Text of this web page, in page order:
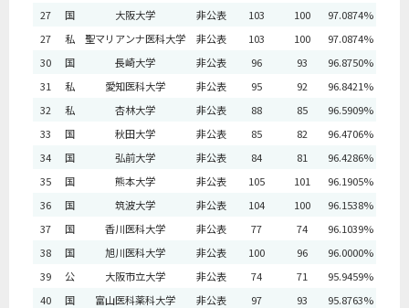
27
国 大阪大学 非公表 103 100
97.0874%
27
私 聖マリアンナ医科大学 非公表 103 100
97.0874%
30
国 長崎大学 非公表 96 93
96.8750%
31
私 愛知医科大学 非公表 95 92
96.8421%
32
私 杏林大学 非公表 88 85
96.5909%
33
国 秋田大学 非公表 85 82
96.4706%
34
国 弘前大学 非公表 84 81
96.4286%
35
国 熊本大学 非公表 105 101
96.1905%
36
国 筑波大学 非公表 104 100
96.1538%
37
国 香川医科大学 非公表 77 74
96.1039%
38
国 旭川医科大学 非公表 100 96
96.0000%
39
公 大阪市立大学 非公表 74 71
95.9459%
40
国 富山医科薬科大学 非公表 97 93
95.8763%